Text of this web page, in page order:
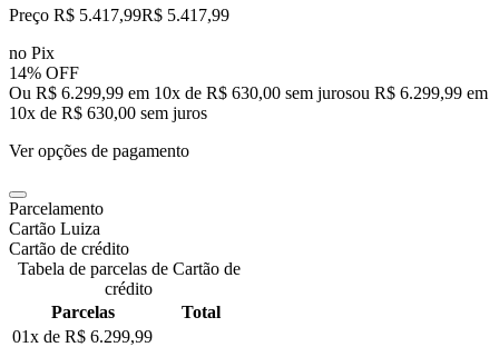
Preço R$ 5.417,99R$ 5.417,99
no Pix
14% OFF
Ou R$ 6.299,99 em 10x de R$ 630,00 sem jurosou R$ 6.299,99 em
10x de R$ 630,00 sem juros
Ver opções de pagamento
Parcelamento
Cartão Luiza
Cartão de crédito
Tabela de parcelas de Cartão de
crédito
Parcelas
Total
01x de R$ 6.299,99